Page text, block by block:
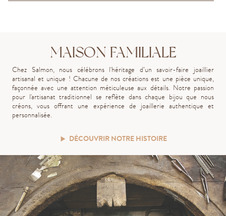
MAISON FAMILIALE
Chez Salmon, nous célébrons l'héritage d’un savoir-faire joaillier
artisanal et unique ! Chacune de nos créations est une pièce unique,
façonnée avec une attention méticuleuse aux détails. Notre passion
pour l'artisanat traditionnel se reflète dans chaque bijou que nous
créons, vous offrant une expérience de joaillerie authentique et
personnalisée.
DÉCOUVRIR NOTRE HISTOIRE